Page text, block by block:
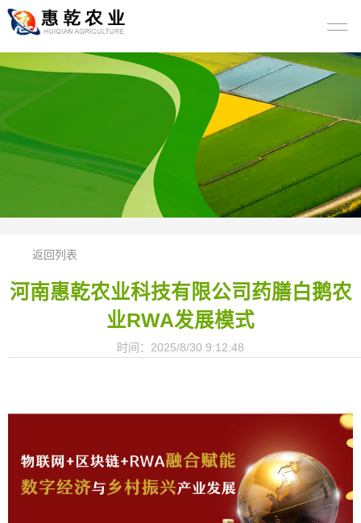
返回列表
河南惠乾农业科技有限公司药膳白鹅农
业RWA发展模式
时间：2025/8/30 9:12:48